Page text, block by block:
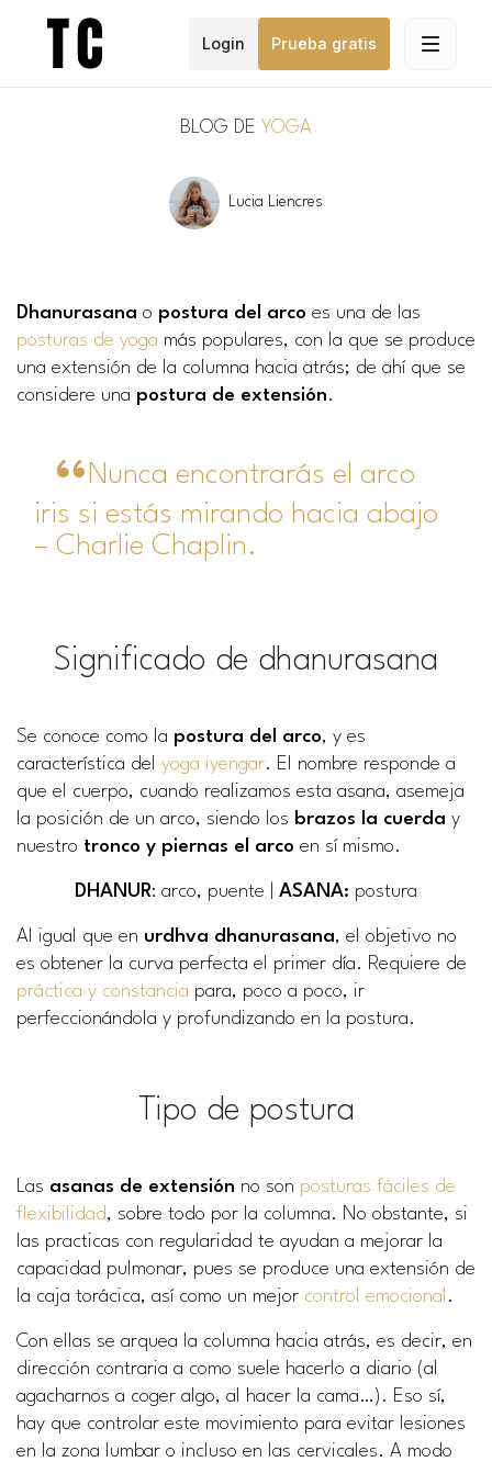
Login Prueba gratis
BLOG DE YOGA
Lucia Liencres
Dhanurasana o postura del arco es una de las
posturas de yoga más populares, con la que se produce
una extensión de la columna hacia atrás; de ahí que se
considere una postura de extensión.
Nunca encontrarás el arco
iris si estás mirando hacia abajo
– Charlie Chaplin.
Significado de dhanurasana
Se conoce como la postura del arco, y es
característica del yoga iyengar. El nombre responde a
que el cuerpo, cuando realizamos esta asana, asemeja
la posición de un arco, siendo los brazos la cuerda y
nuestro tronco y piernas el arco en sí mismo.
DHANUR: arco, puente | ASANA: postura
Al igual que en urdhva dhanurasana, el objetivo no
es obtener la curva perfecta el primer día. Requiere de
práctica y constancia para, poco a poco, ir
perfeccionándola y profundizando en la postura.
Tipo de postura
Las asanas de extensión no son posturas fáciles de
flexibilidad, sobre todo por la columna. No obstante, si
las practicas con regularidad te ayudan a mejorar la
capacidad pulmonar, pues se produce una extensión de
la caja torácica, así como un mejor control emocional .
Con ellas se arquea la columna hacia atrás, es decir, en
dirección contraria a como suele hacerlo a diario (al
agacharnos a coger algo, al hacer la cama…). Eso sí,
hay que controlar este movimiento para evitar lesiones
en la zona lumbar o incluso en las cervicales. A modo